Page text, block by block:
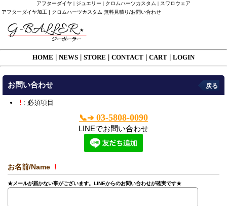
アフターダイヤ | ジュエリー | クロムハーツカスタム | スワロウェア
アフターダイヤ加工 | クロムハーツカスタム 無料見積り/お問い合わせ
HOME NEWS STORE CONTACT CART LOGIN
お問い合わせ 戻る
! : 必須項目
📞➔03-5808-0090
LINEでお問い合わせ
お名前/Name !
★メールが届かない事がございます。LINEからのお問い合わせが確実です★